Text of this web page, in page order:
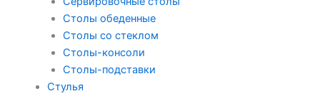
Столы обеденные
Столы со стеклом
Столы-консоли
Столы-подставки
Стулья